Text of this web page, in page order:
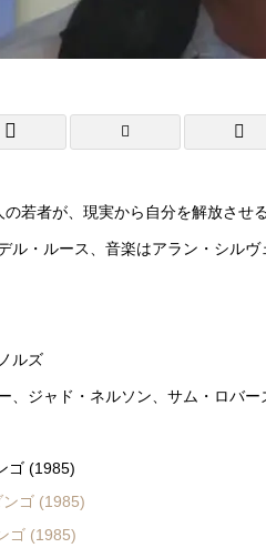
若者が、現実から自分を解放さ
ル・ルース、音楽はアラン・シル
ルズ
、ジャド・ネルソン、サム・ロバー
ゴ (1985)
ンゴ (1985)
ゴ (1985)